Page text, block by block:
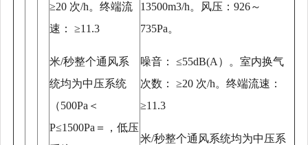
≥20 次/h。终端流
速： ≥11.3
米/秒整个通风系
统均为中压系统
（500Pa＜
P≤1500Pa＝，低压
13500m3/h。风压：926～
735Pa。
噪音：
≤55dB(A）。室内换气
次数： ≥20 次/h。终端流速：
≥11.3
米/秒整个通风系统均为中压系